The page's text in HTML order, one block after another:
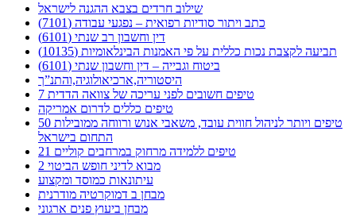
שילוב חרדים בצבא ההגנה לישראל
כתב ויתור סודיות רפואית – נפגעי עבודה (7101)
דין וחשבון רב שנתי (6101)
תביעה לקצבת נכות כללית על פי האמנות הבינלאומיות (10135)
ביטוח וגבייה – דין וחשבון שנתי (6101)
היסטוריה,ארכיאולוגיה,והתנ”ך
7 טיפים חשובים לפני עריכה של צוואה הדדית
טיפים כללים לדרום אמריקה
50 טיפים ויותר לניהול חווית עובד, משאבי אנוש ורווחה ממובילות
התחום בישראל
21 טיפים ללמידה מרחוק במרחבים קוליים
מבוא לדיני חופש הביטוי 2
עיתונאות כמוסד ומקצוע
מבחן ב דמוקרטיה מודרנית
מבחן ביעוץ פנים ארגוני